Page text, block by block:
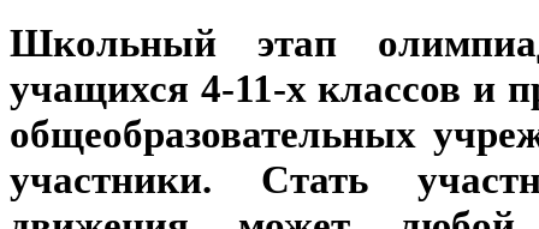
Школьный этап
учащихся 4-11-х классов и
общеобразовательных
участники. Стать